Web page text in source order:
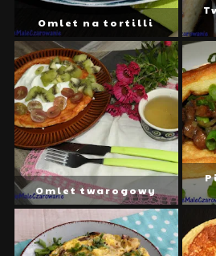
Omlet na tortilli
Omlet twarogowy